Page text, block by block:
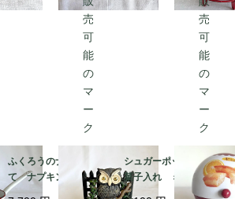
ふくろうのナプキンた
て ナプキンスタン
ド ナプキンホルダ
シュガーポット型 お
菓子入れ ミニフィナ
ンシェオレンジの缶